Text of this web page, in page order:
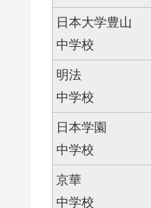
日本大学豊山
中学校
明法
中学校
日本学園
中学校
京華
中学校